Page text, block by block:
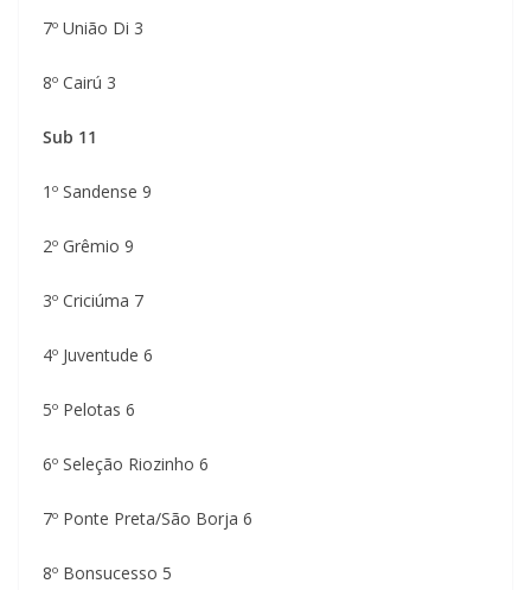
7º União Di 3
8º Cairú 3
Sub 11
1º Sandense 9
2º Grêmio 9
3º Criciúma 7
4º Juventude 6
5º Pelotas 6
6º Seleção Riozinho 6
7º Ponte Preta/São Borja 6
8º Bonsucesso 5